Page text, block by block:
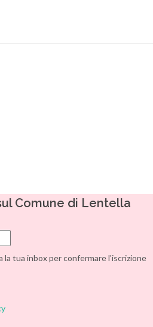
Comune di Lentella
la tua inbox per confermare l'iscrizione